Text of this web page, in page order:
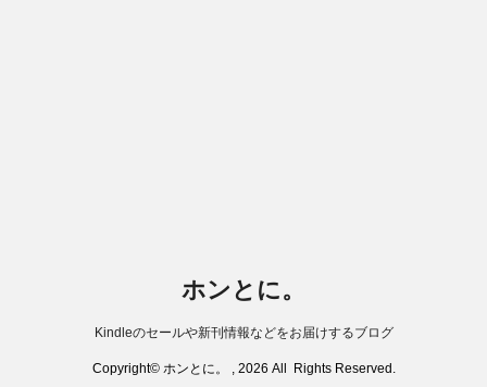
ホンとに。
Kindleのセールや新刊情報などをお届けするブログ
Copyright© ホンとに。 , 2026 All Rights Reserved.